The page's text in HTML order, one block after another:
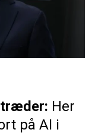
Her
på AI i